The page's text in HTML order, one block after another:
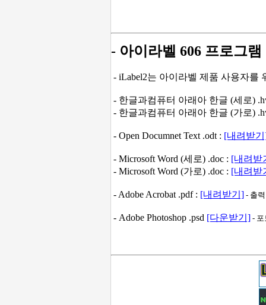
- 아이라벨 606 프로그
- iLabel2는 아이라벨 제품 사용자
- 한글과컴퓨터 아래아 한글 (세로)
- 한글과컴퓨터 아래아 한글 (가로)
- Open Documnet Text .odt : [내려받
- Microsoft Word (세로) .doc : [내려받
- Microsoft Word (가로) .doc : [내려받
- Adobe Acrobat .pdf : [내려받기] - 출
- Adobe Photoshop .psd [다운받기] - 포